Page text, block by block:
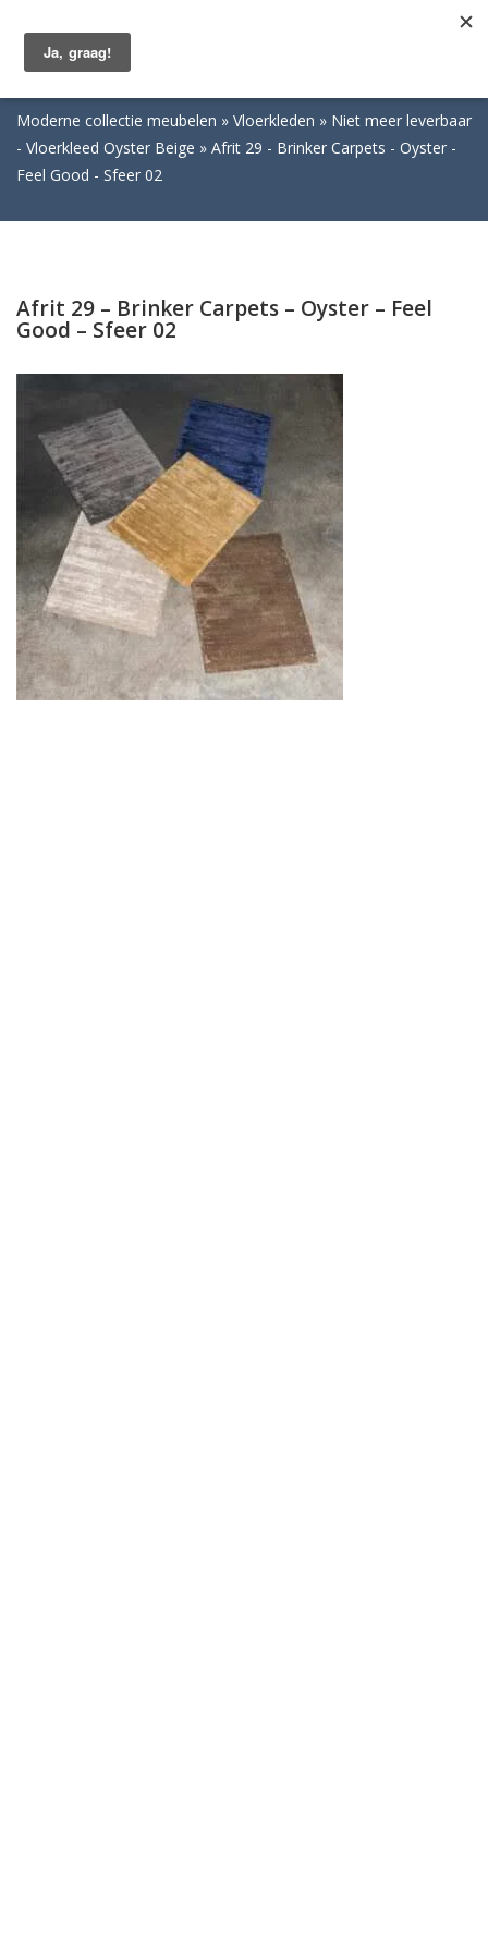
Moderne collectie meubelen Vloerkleden
Niet meer leverbaar
- Vloerkleed Oyster Beige
Afrit 29 - Brinker Carpets - Oyster -
Feel Good - Sfeer 02
Afrit 29 – Brinker Carpets – Oyster – Feel
Good – Sfeer 02